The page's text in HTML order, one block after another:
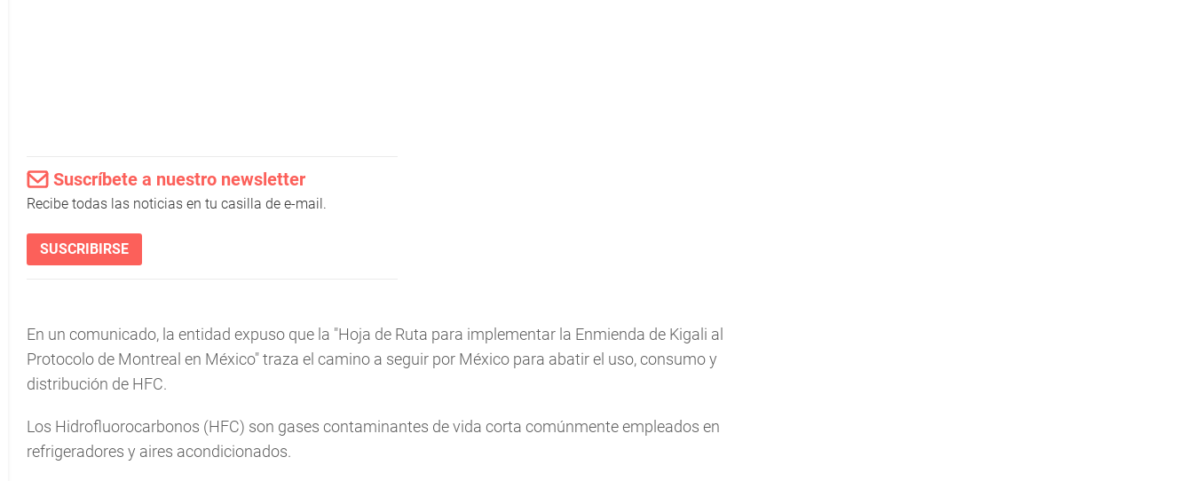
Suscríbete a nuestro newsletter
Recibe todas las noticias en tu casilla de e-mail.
SUSCRIBIRSE
En un comunicado, la entidad expuso que la "Hoja de Ruta para implementar la Enmienda de Kigali al
Protocolo de Montreal en México" traza el camino a seguir por México para abatir el uso, consumo y
distribución de HFC.
Los Hidrofluorocarbonos (HFC) son gases contaminantes de vida corta comúnmente empleados en
refrigeradores y aires acondicionados.